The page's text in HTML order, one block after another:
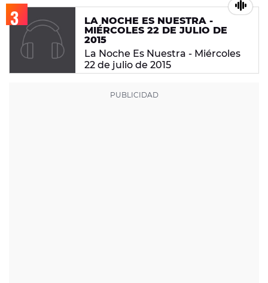
LA NOCHE ES NUESTRA -
MIÉRCOLES 22 DE JULIO DE
2015
La Noche Es Nuestra - Miércoles
22 de julio de 2015